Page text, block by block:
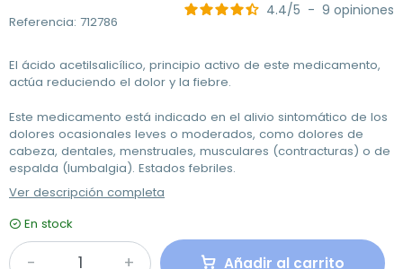
Referencia: 712786
4.4/5 - 9 opiniones
El ácido acetilsalicílico, principio activo de este medicamento,
actúa reduciendo el dolor y la fiebre.
Este medicamento está indicado en el alivio sintomático de los
dolores ocasionales leves o moderados, como dolores de
cabeza, dentales, menstruales, musculares (contracturas) o de
espalda (lumbalgia). Estados febriles.
Ver descripción completa
En stock
Añadir al carrito